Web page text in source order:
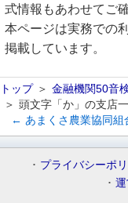
式情報もあわせてご
本ページは実務での
掲載しています。
トップ 金融機関50音
頭文字「か」の支店
← あまくさ農業協同組
プライバシーポ